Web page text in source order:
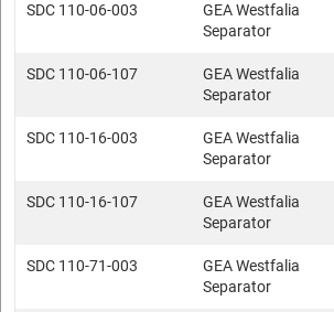
SDC 110-06-003
GEA Westfalia
Separator
SDC 110-06-107
GEA Westfalia
Separator
SDC 110-16-003
GEA Westfalia
Separator
SDC 110-16-107
GEA Westfalia
Separator
SDC 110-71-003
GEA Westfalia
Separator